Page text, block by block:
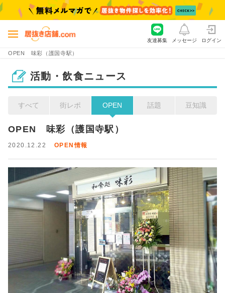
OPEN 味彩（護国寺駅）
友達募集 メッセージ ログイン
活動・飲食ニュース
すべて 街レポ OPEN 話題 豆知識
OPEN　味彩（護国寺駅）
2020.12.22 OPEN情報